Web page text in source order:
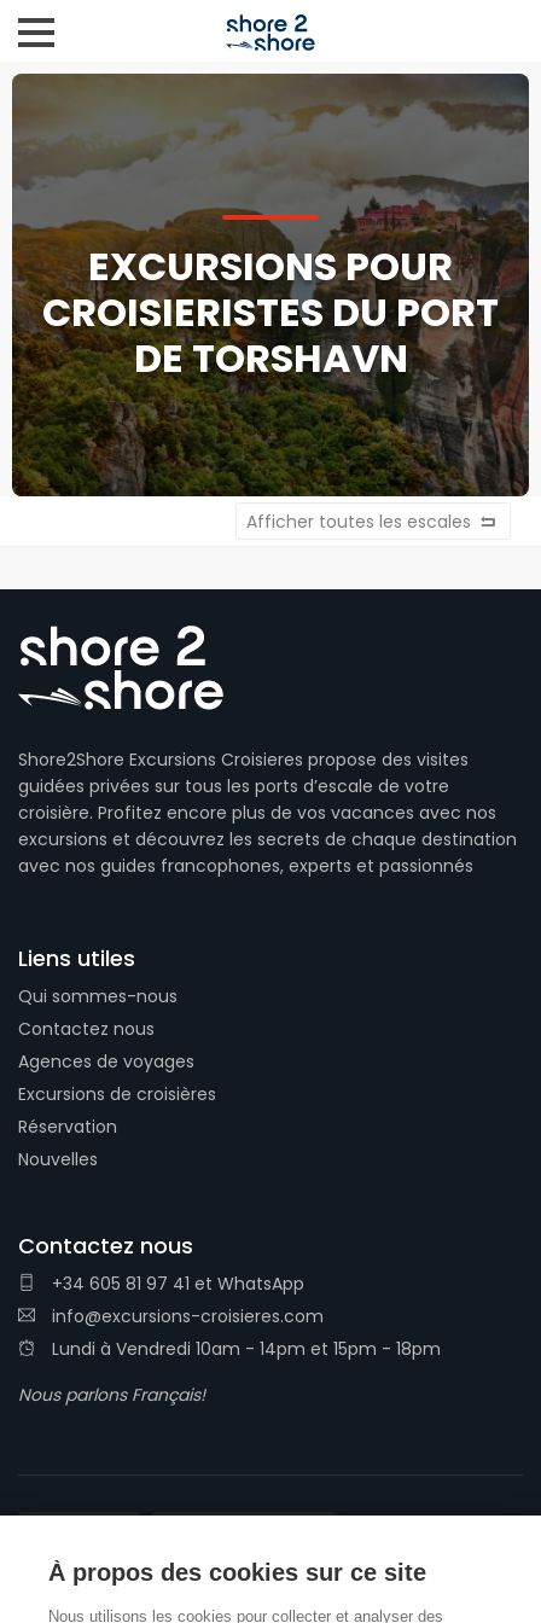
EXCURSIONS POUR
CROISIERISTES DU PORT
DE TORSHAVN
Afficher toutes les escales
Shore2Shore Excursions Croisieres propose des visites
guidées privées sur tous les ports d’escale de votre
croisière. Profitez encore plus de vos vacances avec nos
excursions et découvrez les secrets de chaque destination
avec nos guides francophones, experts et passionnés
Liens utiles
Qui sommes-nous
Contactez nous
Agences de voyages
Excursions de croisières
Réservation
Nouvelles
Contactez nous
+34 605 81 97 41 et WhatsApp
info@excursions-croisieres.com
Lundi à Vendredi 10am - 14pm et 15pm - 18pm
Nous parlons Français!
Conditions générales
À propos des cookies sur ce site
Nous utilisons les cookies pour collecter et analyser des